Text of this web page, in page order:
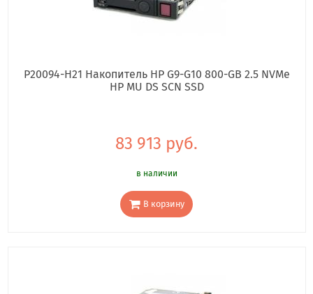
P20094-H21 Накопитель HP G9-G10 800-GB 2.5 NVMe
HP MU DS SCN SSD
83 913 руб.
в наличии
В корзину